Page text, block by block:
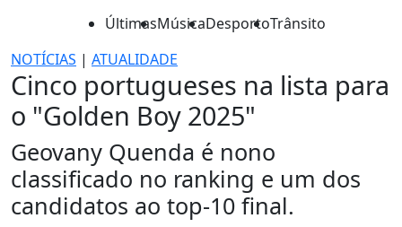
ÚltimasMúsicaDesportoTrânsito
NOTÍCIAS | ATUALIDADE
Cinco portugueses na lista para
o "Golden Boy 2025"
Geovany Quenda é nono
classificado no ranking e um dos
candidatos ao top-10 final.